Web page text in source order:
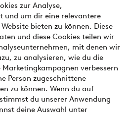
zur Analyse,
und um dir eine relevantere
bieten zu können. Diese
und diese Cookies teilen wir
mit denen wir
zu analysieren, wie du die
verbessern
Person zugeschnittene
zu können. Wenn du auf
du unserer Anwendung
deine Auswahl unter
Jetzt bezahlen oder aufteilen
du mehr über unsere
erfahren?